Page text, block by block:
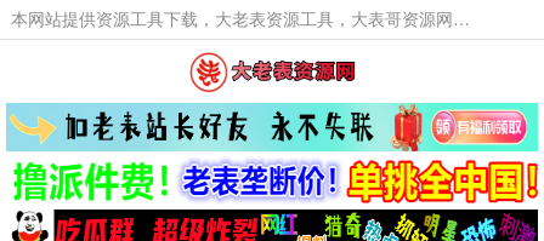
本网站提供资源工具下载，大老表资源工具，大表哥资源网软件工具，大老表资源下载，活动线报福利资源分享,活动线报，大型网游经典游戏，网络热门技术游戏辅助交流与分享。